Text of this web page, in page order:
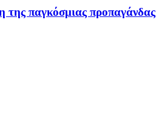
παγκόσμιας προπαγάνδας